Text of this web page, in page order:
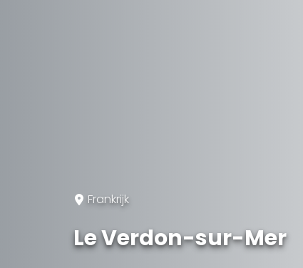
Frankrijk
Le Verdon-sur-Mer